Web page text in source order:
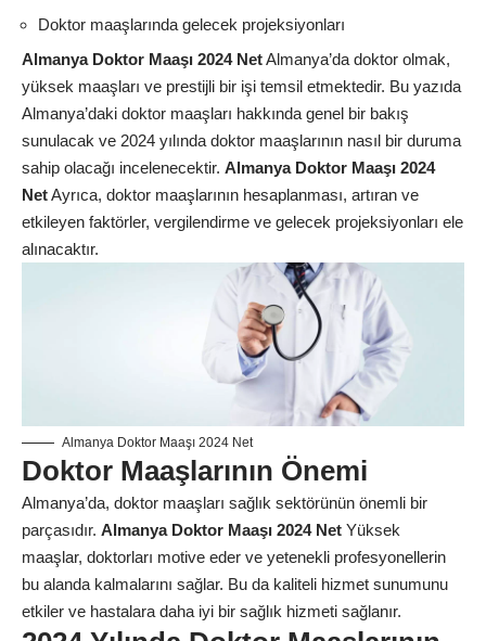
Doktor maaşlarında gelecek projeksiyonları
Almanya Doktor Maaşı 2024 NetAlmanya’da doktor olmak,
yüksek maaşları ve prestijli bir işi temsil etmektedir. Bu yazıda
Almanya’daki doktor maaşları hakkında genel bir bakış
sunulacak ve 2024 yılında doktor maaşlarının nasıl bir duruma
sahip olacağı incelenecektir. Almanya Doktor Maaşı 2024
NetAyrıca, doktor maaşlarının hesaplanması, artıran ve
etkileyen faktörler, vergilendirme ve gelecek projeksiyonları ele
alınacaktır.
Almanya Doktor Maaşı 2024 Net
Doktor Maaşlarının Önemi
Almanya’da, doktor maaşları sağlık sektörünün önemli bir
parçasıdır. Almanya Doktor Maaşı 2024 Net Yüksek
maaşlar, doktorları motive eder ve yetenekli profesyonellerin
bu alanda kalmalarını sağlar. Bu da kaliteli hizmet sunumunu
etkiler ve hastalara daha iyi bir sağlık hizmeti sağlanır.